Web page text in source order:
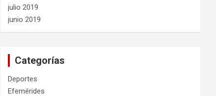
julio 2019
junio 2019
Categorías
Deportes
Efemérides